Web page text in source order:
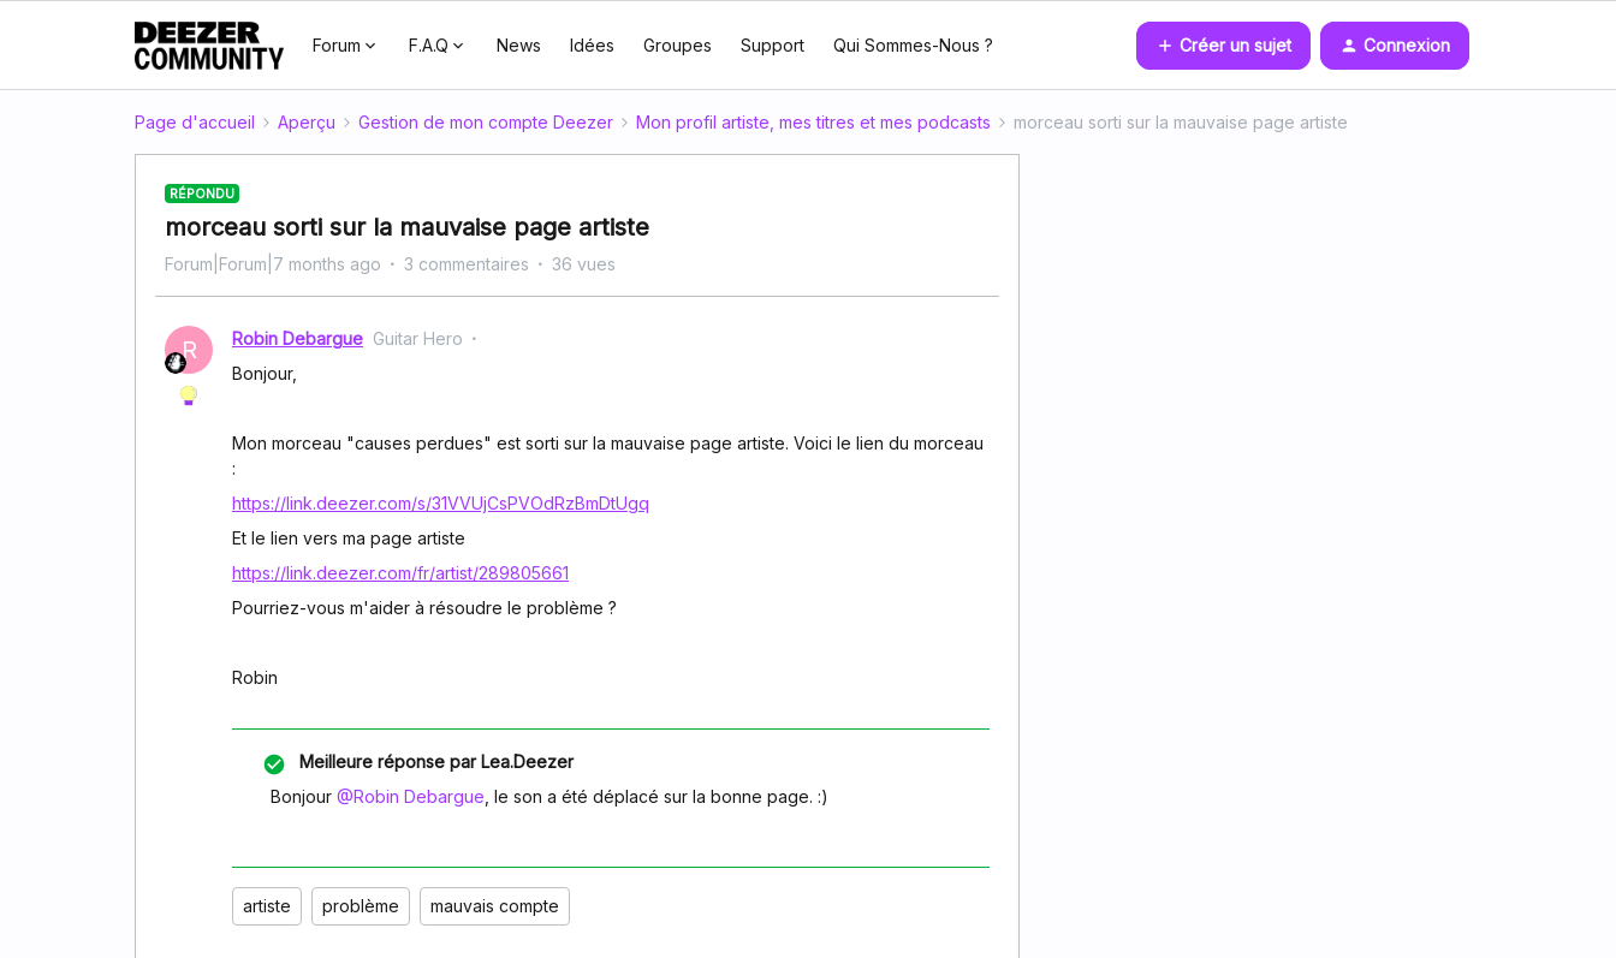
Forum F.A.Q News Idées Groupes Support Qui Sommes-Nous ? Créer un sujet Connexion
Page d'accueil Aperçu Gestion de mon compte Deezer Mon profil artiste, mes titres et mes podcasts morceau sorti sur la mauvaise page artiste
RÉPONDU
morceau sorti sur la mauvaise page artiste
Forum|Forum|7 months ago 3 commentaires 36 vues
R Robin Debargue Guitar Hero
Bonjour,
Mon morceau "causes perdues" est sorti sur la mauvaise page artiste. Voici le lien du morceau
:
https://link.deezer.com/s/31VVUjCsPVOdRzBmDtUgq
Et le lien vers ma page artiste
https://link.deezer.com/fr/artist/289805661
Pourriez-vous m'aider à résoudre le problème ?
Robin
Meilleure réponse parLea.Deezer
Bonjour ​ @Robin Debargue , le son a été déplacé sur la bonne page. :)
artiste problème mauvais compte